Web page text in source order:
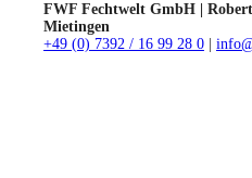
FWF Fechtwelt GmbH |
Mietingen
+49 (0) 7392 / 16 99 28 0